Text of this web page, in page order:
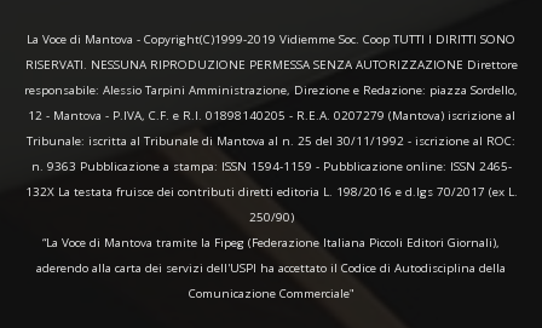
La Voce di Mantova - Copyright(C)1999-2019 Vidiemme Soc. Coop TUTTI I DIRITTI SONO
RISERVATI. NESSUNA RIPRODUZIONE PERMESSA SENZA AUTORIZZAZIONE Direttore
responsabile: Alessio Tarpini Amministrazione, Direzione e Redazione: piazza Sordello,
12 - Mantova - P.IVA, C.F. e R.I. 01898140205 - R.E.A. 0207279 (Mantova) iscrizione al
Tribunale: iscritta al Tribunale di Mantova al n. 25 del 30/11/1992 - iscrizione al ROC:
n. 9363 Pubblicazione a stampa: ISSN 1594-1159 - Pubblicazione online: ISSN 2465-
132X La testata fruisce dei contributi diretti editoria L. 198/2016 e d.lgs 70/2017 (ex L.
250/90)
“La Voce di Mantova tramite la Fipeg (Federazione Italiana Piccoli Editori Giornali),
aderendo alla carta dei servizi dell'USPI ha accettato il Codice di Autodisciplina della
Comunicazione Commerciale"